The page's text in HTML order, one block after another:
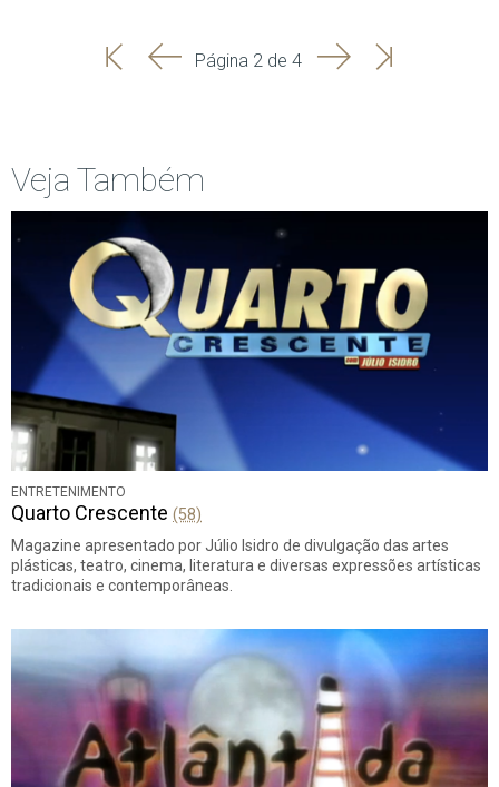
'
'
Página 2 de 4 SeguinteÚltima
Veja Também
ENTRETENIMENTO
Quarto Crescente (58)
Magazine apresentado por Júlio Isidro de divulgação das artes
plásticas, teatro, cinema, literatura e diversas expressões artísticas
tradicionais e contemporâneas.